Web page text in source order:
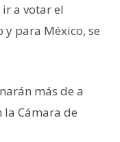
a votar el
para México, se
más de a
Cámara de